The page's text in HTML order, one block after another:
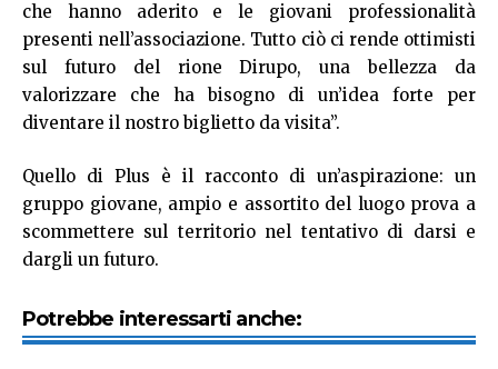
che hanno aderito e le giovani professionalità
presenti nell’associazione. Tutto ciò ci rende ottimisti
sul futuro del rione Dirupo, una bellezza da
valorizzare che ha bisogno di un’idea forte per
diventare il nostro biglietto da visita”.
Quello di Plus è il racconto di un’aspirazione: un
gruppo giovane, ampio e assortito del luogo prova a
scommettere sul territorio nel tentativo di darsi e
dargli un futuro.
Potrebbe interessarti anche: